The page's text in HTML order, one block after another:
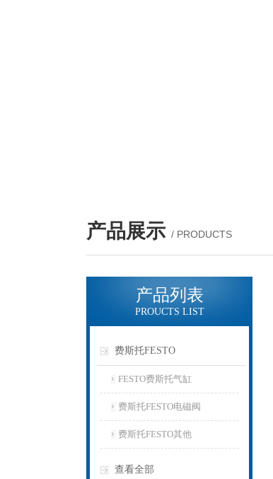
产品展示 / PRODUCTS
产品列表
PROUCTS LIST
费斯托FESTO
FESTO费斯托气缸
费斯托FESTO电磁阀
费斯托FESTO其他
查看全部